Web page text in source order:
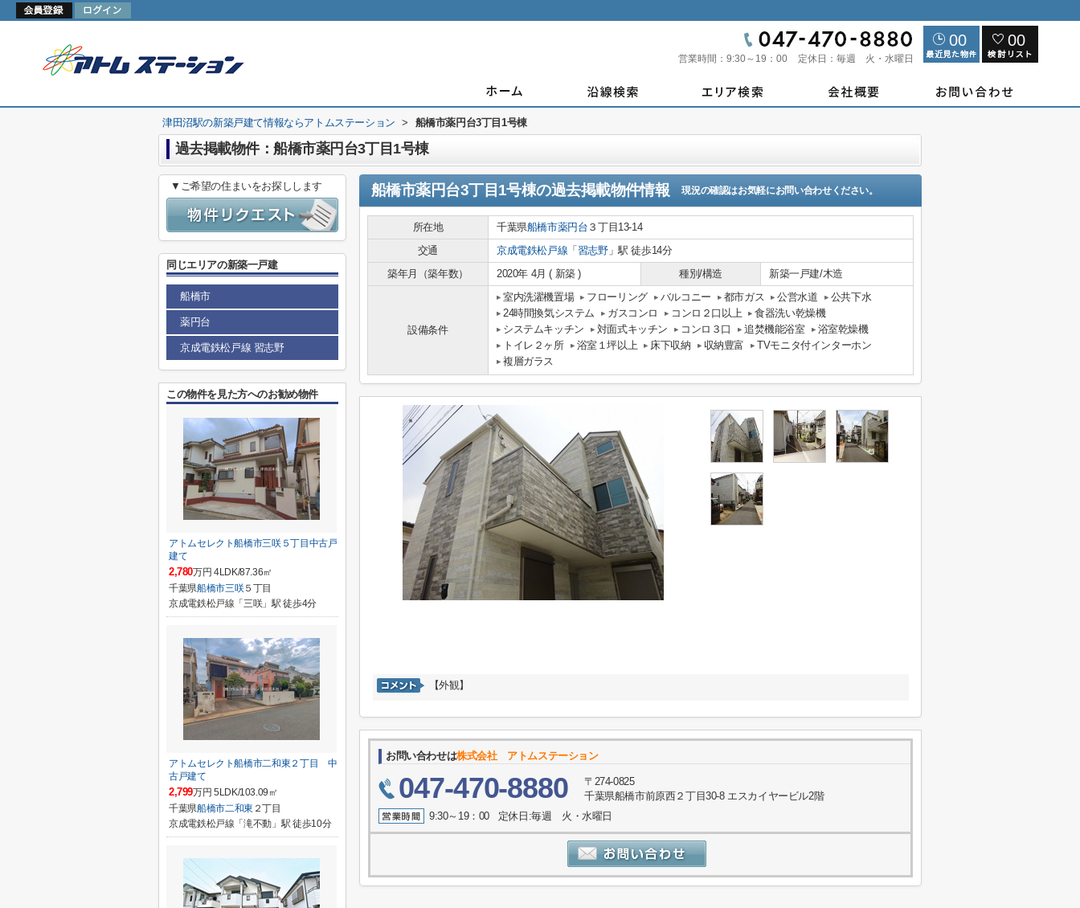
営業時間： 9:30～19：00 定休日： 毎週 火・水曜日
00 00
津田沼駅の新築戸建て情報ならアトムステーション > 船橋市薬円台3丁目1号棟
過去掲載物件：船橋市薬円台3丁目1号棟
船橋市薬円台3丁目1号棟の過去掲載物件情報 現況の確認はお気軽にお問い合わせください。
所在地 千葉県船橋市薬円台 ３丁目13-14
交通
京成電鉄松戸線 「 習志野」駅 徒歩14分
築年月（築年数）
2020年 4月 ( 新築 ) 種別/構造 新築一戸建/木造
設備条件
室内洗濯機置場 フローリング バルコニー 都市ガス 公営水道
公共下水
24時間換気システム
ガスコンロ コンロ２口以上
食器洗い乾燥機
システムキッチン
対面式キッチン コンロ３口 追焚機能浴室
浴室乾燥機
トイレ２ヶ所
浴室１坪以上 床下収納 収納豊富
TVモニタ付インターホン
複層ガラス
【外観】
お問い合わせは株式会社 アトムステーション
047-470-8880
〒274-0825
千葉県船橋市前原西２丁目30-8 エスカイヤービル2階
9:30～19：00 定休日:毎週 火・水曜日
▼ご希望の住まいをお探しします
同じエリアの新築一戸建
船橋市
薬円台
京成電鉄松戸線 習志野
この物件を見た方へのお勧め物件
アトムセレクト船橋市三咲５丁目中古戸
建て
2,780万円 4LDK/87.36㎡
千葉県船橋市三咲５丁目
京成電鉄松戸線「三咲」駅 徒歩4分
アトムセレクト船橋市二和東２丁目 中
古戸建て
2,799万円 5LDK/103.09㎡
千葉県船橋市二和東 ２丁目
京成電鉄松戸線「滝不動」駅 徒歩10分